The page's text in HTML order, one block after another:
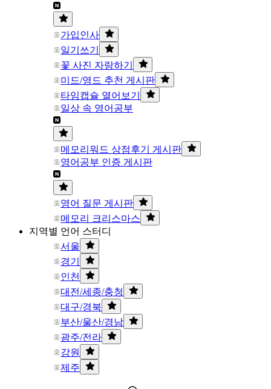
가입인사
일기쓰기
꽃 사진 자랑하기
미드/영드 추천 게시판
타임캡슐 열어보기
일상 속 영어공부
메모리워드 상점후기 게시판
영어공부 인증 게시판
영어 질문 게시판
메모리 크리스마스
지역별 언어 스터디
서울
경기
인천
대전/세종/충청
대구/경북
부산/울산/경남
광주/전라
강원
제주